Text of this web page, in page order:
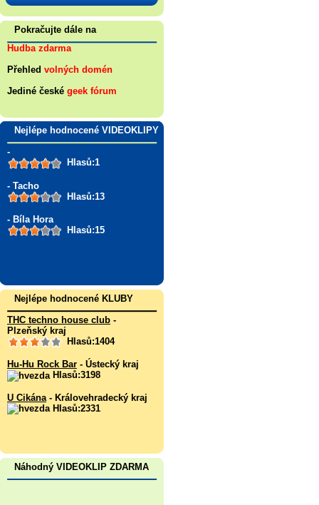
Pokračujte dále na
Hudba zdarma
Přehled volných domén
Jediné české geek fórum
Nejlépe hodnocené VIDEOKLIPY
-
Hlasů:1
- Tacho
Hlasů:13
- Bíla Hora
Hlasů:15
Nejlépe hodnocené KLUBY
THC techno house club -
Plzeňský kraj
Hlasů:1404
Hu-Hu Rock Bar - Ústecký kraj
Hlasů:3198
U Cikána - Královehradecký kraj
Hlasů:2331
Náhodný VIDEOKLIP ZDARMA